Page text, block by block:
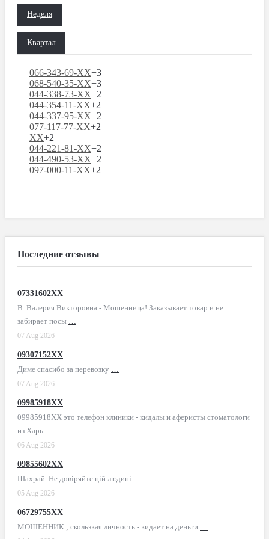
Неделя
Квартал
066-343-69-XX+3
068-540-35-XX+3
044-338-73-XX+2
044-354-11-XX+2
044-337-95-XX+2
077-117-77-XX+2
XX+2
044-221-81-XX+2
044-490-53-XX+2
097-000-11-XX+2
Последние отзывы
07331602XX
В. Валерия Викторовна - Мошенница! Заказывает товар и не
забирает посы …
07 Aug 2026
09307152XX
Диме спасибо за перевозку …
07 Aug 2026
09985918XX
09985918XX это телефон клиники - кидалы и аферисты стоматологи
из Харь …
06 Aug 2026
09855602XX
Шахрай. Не довіряйте цій людині …
05 Aug 2026
06729755XX
МОШЕННИК ; скользкая личность - кидает на деньги …